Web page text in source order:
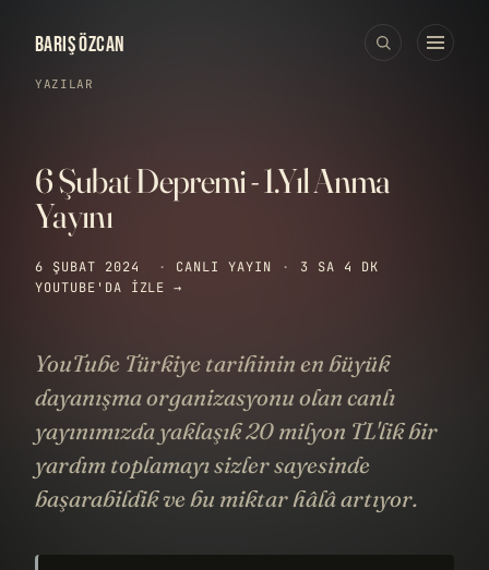
BARIŞ ÖZCAN
YAZILAR
6 Şubat Depremi - 1.Yıl Anma
Yayını
6 ŞUBAT 2024 · CANLI YAYIN ·
3 SA 4 DK
YOUTUBE'DA IZLE →
YouTube Türkiye tarihinin en büyük
dayanışma organizasyonu olan canlı
yayınımızda yaklaşık 20 milyon TL'lik bir
yardım toplamayı sizler sayesinde
başarabildik ve bu miktar hâlâ artıyor.